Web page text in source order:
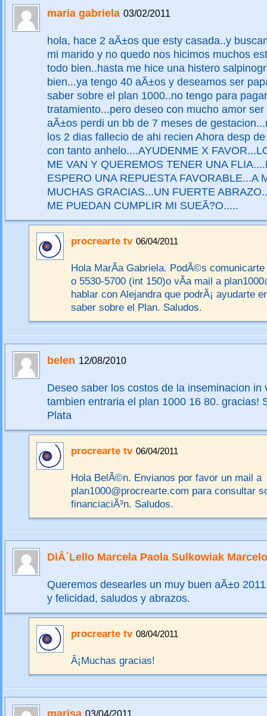
maria gabriela 03/02/2011
hola, hace 2 aÃ±os que esty casada..y
mi marido y no quedo nos hicimos muchos
todo bien..hasta me hice una histero
bien...ya tengo 40 aÃ±os y deseamos ser
saber sobre el plan 1000..no tengo para
tratamiento...pero deseo con mucho amor
aÃ±os perdi un bb de 7 meses de
los 2 dias fallecio de ahi recien Ahora desp
con tanto anhelo....AYUDENME X
ME VAN Y QUEREMOS TENER UNA
ESPERO UNA REPUESTA FAVORABLE...A
MUCHAS GRACIAS...UN FUERTE
ME PUEDAN CUMPLIR MI SUEÃ?O.....
procrearte tv 06/04/2011
Hola MarÃ­a Gabriela. PodÃ©s comunicarte
o 5530-5700 (int 150)o vÃ­a mail a
hablar con Alejandra que podrÃ¡ ayudarte
saber sobre el Plan. Saludos.
belen 12/08/2010
Deseo saber los costos de la inseminacion in
tambien entraria el plan 1000 16 80. gracias!
Plata
procrearte tv 06/04/2011
Hola BelÃ©n. Envianos por favor un mail a
plan1000@procrearte.com para consultar
financiaciÃ³n. Saludos.
DiÂ´Lello Marcela Paola Sulkowiak Marcelo
Queremos desearles un muy buen aÃ±o
y felicidad, saludos y abrazos.
procrearte tv 08/04/2011
Â¡Muchas gracias!
marisa 03/04/2011